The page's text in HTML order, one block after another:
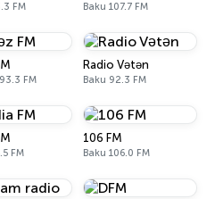
FM Baku 107.7 FM
FM
Radio Vətən
Baku 92.3 FM
FM
106 FM
Baku 106.0 FM